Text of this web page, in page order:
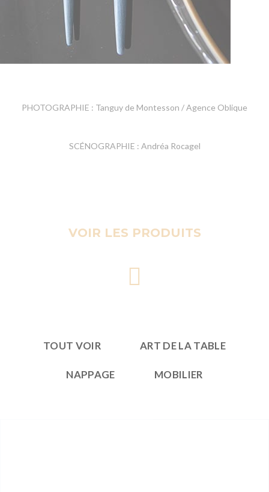
PHOTOGRAPHIE : Tanguy de Montesson / Agence Oblique
SCÉNOGRAPHIE : Andréa Rocagel
VOIR LES PRODUITS
TOUT VOIR ART DE LA TABLE
NAPPAGE MOBILIER